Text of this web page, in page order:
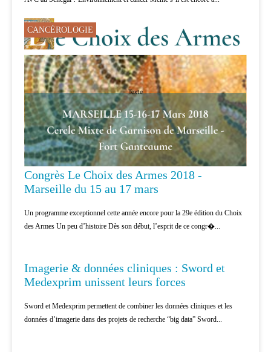
CANCÉROLOGIE
Congrès Le Choix des Armes 2018 -
Marseille du 15 au 17 mars
Un programme exceptionnel cette année encore pour la 29e édition du Choix
des Armes Un peu d’histoire Dès son début, l’esprit de ce congr�...
Imagerie & données cliniques : Sword et
Medexprim unissent leurs forces
Sword et Medexprim permettent de combiner les données cliniques et les
données d’imagerie dans des projets de recherche “big data” Sword...